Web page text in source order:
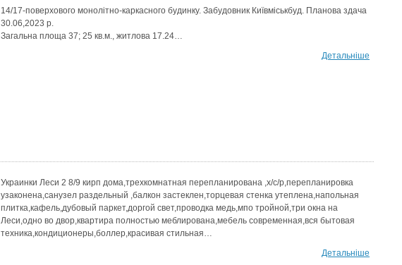
14/17-поверхового монолітно-каркасного будинку. Забудовник Київміськбуд. Планова здача
30.06,2023 р.
Загальна площа 37; 25 кв.м., житлова 17.24…
Детальніше
Украинки Леси 2 8/9 кирп дома,трехкомнатная перепланирована ,х/с/р,перепланировка
узаконена,санузел раздельный ,балкон застеклен,торцевая стенка утеплена,напольная
плитка,кафель,дубовый паркет,доргой свет,проводка медь,мпо тройной,три окна на
Леси,одно во двор,квартира полностью меблирована,мебель современная,вся бытовая
техника,кондиционеры,боллер,красивая стильная…
Детальніше